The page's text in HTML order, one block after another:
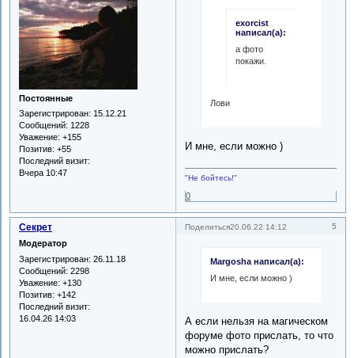
Постоянные
Зарегистрирован: 15.12.21
Сообщений: 1228
Уважение: +155
Позитив: +55
Последний визит:
Вчера 10:47
exorcist
написал(а):
а фото
покажи.
Лови
И мне, если можно )
"Не бойтесь!"
0
Поделиться 5
20.06.22 14:12
Секрет
Модератор
Зарегистрирован: 26.11.18
Сообщений: 2298
Уважение: +130
Позитив: +142
Последний визит:
16.04.26 14:03
Margosha написал(а):
И мне, если можно )
А если нельзя на магическом
форуме фото прислать, то что
можно прислать?